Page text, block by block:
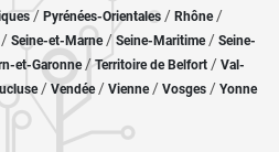
/ Pyrénées-Orientales / Rhône/
Seine-et-Marne/ Seine-Maritime/ Seine-
et-Garonne/Territoire de Belfort / Val-
/ Vendée/ Vienne/ Vosges / Yonne